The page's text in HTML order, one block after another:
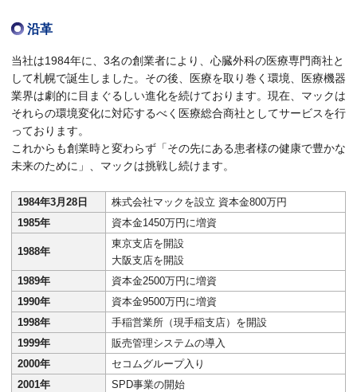
沿革
当社は1984年に、3名の創業者により、心臓外科の医療専門商社と
して札幌で誕生しました。その後、医療を取り巻く環境、医療機器
業界は劇的に目まぐるしい進化を続けております。現在、マックは
それらの環境変化に対応するべく医療総合商社としてサービスを行
っております。
これからも創業時と変わらず「その先にある患者様の健康で豊かな
未来のために」、マックは挑戦し続けます。
1984年3月28日
株式会社マックを設立 資本金800万円
1985年
資本金1450万円に増資
1988年
東京支店を開設
大阪支店を開設
1989年
資本金2500万円に増資
1990年
資本金9500万円に増資
1998年
手稲営業所（現手稲支店）を開設
1999年
販売管理システムの導入
2000年
セコムグループ入り
2001年
SPD事業の開始